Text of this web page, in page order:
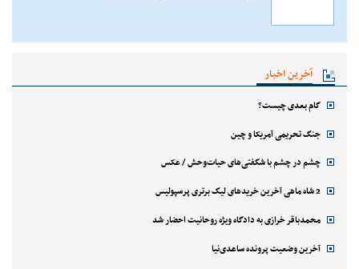
آخرین اخبار
گام بعدی چیست؟
جنگ تحریمی آمریکا و چین
چشم در چشم با شگفتی‌های حیات‌وحش / عکس
2 شاه ماهی آخرین خریدهای لیگ برتری پرسپولیس
محمدباقر خرازی به دادگاه ویژه روحانیت احضار شد
آخرین وضعیت پرونده ساعدی‌نیا